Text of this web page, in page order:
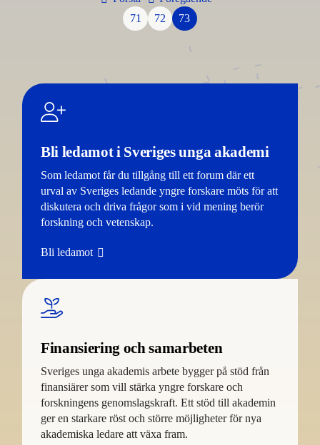
71
72 73
Bli ledamot i Sveriges unga akademi
Som ledamot får du tillgång till ett forum där ett
urval av Sveriges ledande yngre forskare möts för att
diskutera och driva frågor som i vid mening berör
forskning och vetenskap.
Bli ledamot
Finansiering och samarbeten
Sveriges unga akademis arbete bygger på stöd från
finansiärer som vill stärka yngre forskare och
forskningens genomslagskraft. Ett stöd till akademin
ger en starkare röst och större möjligheter för nya
akademiska ledare att växa fram.